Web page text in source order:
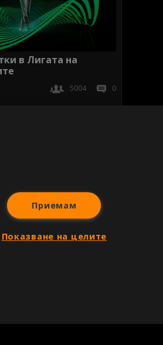
в Лигата на
5004 0
Приемам
Показване на целите